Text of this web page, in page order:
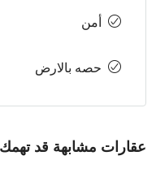
أمن
حصه بالارض
عقارات مشابهة قد تهمك